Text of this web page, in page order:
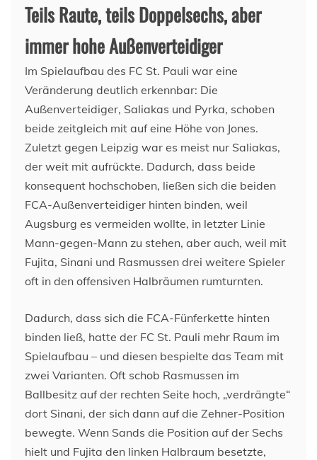
Teils Raute, teils Doppelsechs, aber
immer hohe Außenverteidiger
Im Spielaufbau des FC St. Pauli war eine
Veränderung deutlich erkennbar: Die
Außenverteidiger, Saliakas und Pyrka, schoben
beide zeitgleich mit auf eine Höhe von Jones.
Zuletzt gegen Leipzig war es meist nur Saliakas,
der weit mit aufrückte. Dadurch, dass beide
konsequent hochschoben, ließen sich die beiden
FCA-Außenverteidiger hinten binden, weil
Augsburg es vermeiden wollte, in letzter Linie
Mann-gegen-Mann zu stehen, aber auch, weil mit
Fujita, Sinani und Rasmussen drei weitere Spieler
oft in den offensiven Halbräumen rumturnten.
Dadurch, dass sich die FCA-Fünferkette hinten
binden ließ, hatte der FC St. Pauli mehr Raum im
Spielaufbau – und diesen bespielte das Team mit
zwei Varianten. Oft schob Rasmussen im
Ballbesitz auf der rechten Seite hoch, „verdrängte“
dort Sinani, der sich dann auf die Zehner-Position
bewegte. Wenn Sands die Position auf der Sechs
hielt und Fujita den linken Halbraum besetzte,